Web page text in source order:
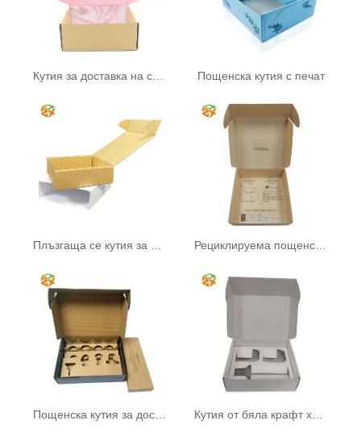
Кутия за доставка на самолет Пощенска кутия с печат
Плъзгаща се кутия за чекмеджета Рециклируема пощенска кутия за самолет
Пощенска кутия за доставка